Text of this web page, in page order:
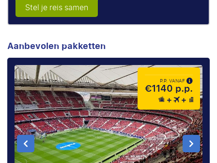
Stel je reis samen
Aanbevolen pakketten
P.P. VANAF
€1140 p.p.